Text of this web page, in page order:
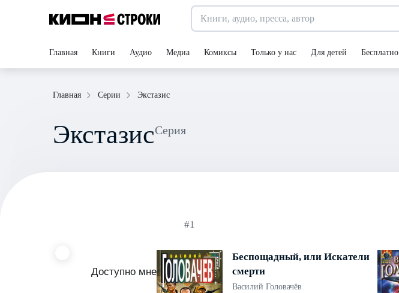
Главная Книги Аудио Медиа Комиксы Только у нас Для детей Бесплатно
Главная Серии Экстазис
Экстазис Серия
Доступно мне
#1
Беспощадный, или Искатели
смерти
Василий Головачёв